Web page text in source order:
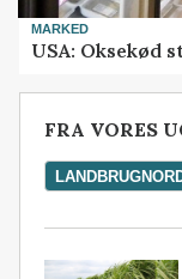
MARKED
USA: Oksekød
FRA VORES